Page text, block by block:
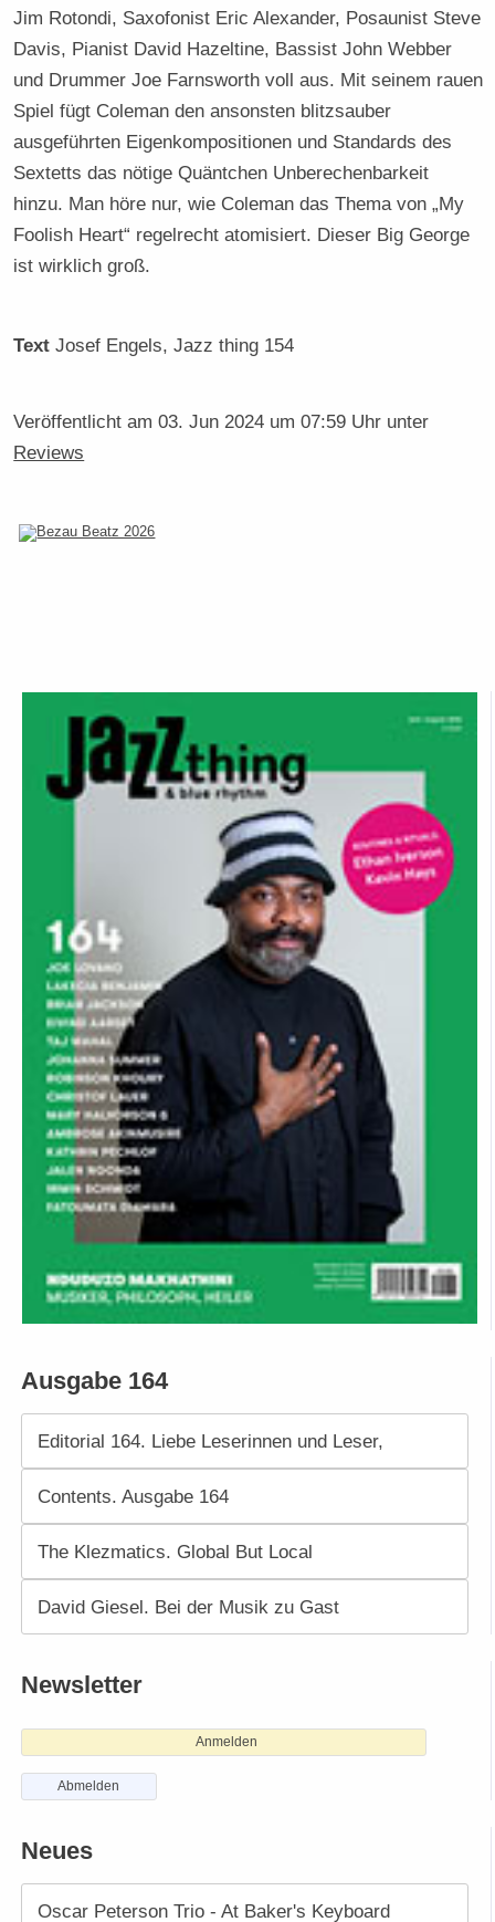
Jim Rotondi, Saxofonist Eric Alexander, Posaunist Steve
Davis, Pianist David Hazeltine, Bassist John Webber
und Drummer Joe Farnsworth voll aus. Mit seinem rauen
Spiel fügt Coleman den ansonsten blitzsauber
ausgeführten Eigenkompositionen und Standards des
Sextetts das nötige Quäntchen Unberechenbarkeit
hinzu. Man höre nur, wie Coleman das Thema von „My
Foolish Heart“ regelrecht atomisiert. Dieser Big George
ist wirklich groß.
Text Josef Engels, Jazz thing 154
Veröffentlicht am03. Jun 2024 um 07:59 Uhr unter
Reviews
Ausgabe 164
Editorial 164. Liebe Leserinnen und Leser,
Contents. Ausgabe 164
The Klezmatics. Global But Local
David Giesel. Bei der Musik zu Gast
Newsletter
Anmelden
Abmelden
Neues
Oscar Peterson Trio - At Baker's Keyboard